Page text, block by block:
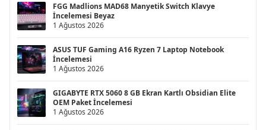
FGG Madlions MAD68 Manyetik Switch Klavye
İncelemesi Beyaz
1 Ağustos 2026
ASUS TUF Gaming A16 Ryzen 7 Laptop Notebook
İncelemesi
1 Ağustos 2026
GIGABYTE RTX 5060 8 GB Ekran Kartlı Obsidian Elite
OEM Paket İncelemesi
1 Ağustos 2026